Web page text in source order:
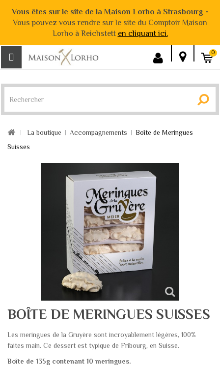
Vous êtes sur le site de la Maison Lorho à Strasbourg -
Vous pouvez vous rendre sur le site du Comptoir Maison
Lorho à Reichstett en cliquant ici.
0
La boutique Accompagnements
Boîte de Meringues
Suisses
BOÎTE DE MERINGUES SUISSES
Les meringues de la Gruyère sont incroyablement légères, 100%
faites main. Ce dessert est typique de Fribourg, en Suisse.
Boîte de 135g contenant 10 meringues.